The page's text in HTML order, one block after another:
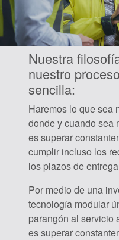
Folletos de
Vídeo
Nuestra
nuestro
sencilla:
Haremos lo que sea
donde y cuando sea
es superar
cumplir incluso los
los plazos de
Por medio de una
tecnología modular
parangón al servicio
es superar